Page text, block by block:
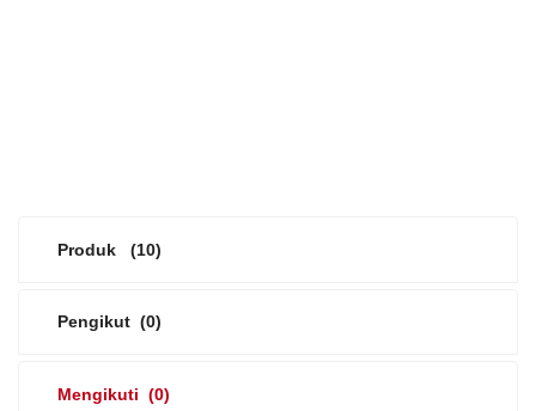
Produk (10)
Pengikut (0)
Mengikuti (0)